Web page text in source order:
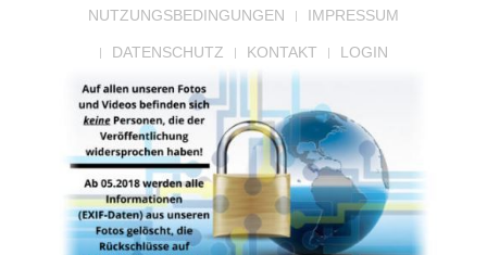
NUTZUNGSBEDINGUNGEN IMPRESSUM
DATENSCHUTZ KONTAKT LOGIN